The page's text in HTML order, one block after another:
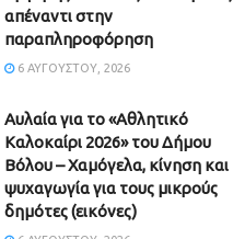
απέναντι στην
παραπληροφόρηση
6 ΑΥΓΟΎΣΤΟΥ, 2026
Αυλαία για το «Αθλητικό
Καλοκαίρι 2026» του Δήμου
Βόλου – Χαμόγελα, κίνηση και
ψυχαγωγία για τους μικρούς
δημότες (εικόνες)